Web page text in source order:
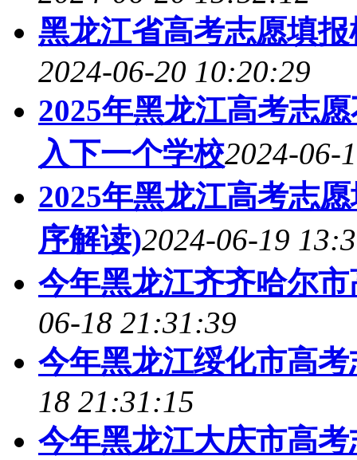
黑龙江省高考志愿填
2024-06-20 10:20:29
2025年黑龙江高考志
入下一个学校2024-06-
2025年黑龙江高考志
序解读)2024-06-19
今年黑龙江齐齐哈尔
06-18 21:31:39
今年黑龙江绥化市高
18 21:31:15
今年黑龙江大庆市高